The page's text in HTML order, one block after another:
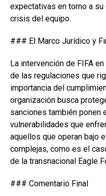
expectativas en torno a su
crisis del equipo.
### El Marco Jurídico y
La intervención de FIFA
de las regulaciones que
importancia del
organización busca
sanciones también ponen
vulnerabilidades que
aquellos que operan bajo
complejas, como es el
de la transnacional Eagle
### Comentario Final